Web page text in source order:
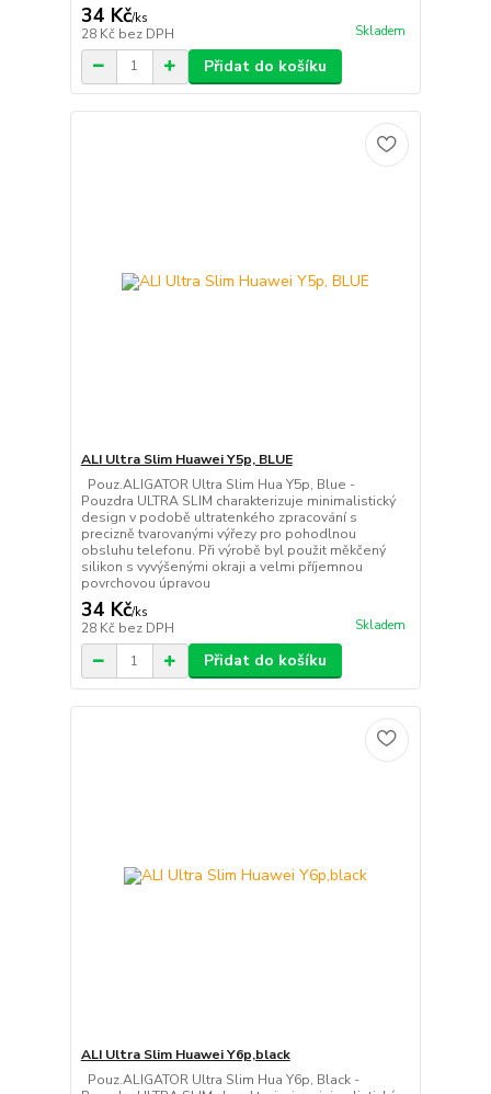
34 Kč/ks
28 Kč bez DPH Skladem
Přidat do košíku
ALI Ultra Slim Huawei Y5p, BLUE
Pouz.ALIGATOR Ultra Slim Hua Y5p, Blue -
Pouzdra ULTRA SLIM charakterizuje minimalistický
design v podobě ultratenkého zpracování s
precizně tvarovanými výřezy pro pohodlnou
obsluhu telefonu. Při výrobě byl použit měkčený
silikon s vyvýšenými okraji a velmi příjemnou
povrchovou úpravou
34 Kč/ks
28 Kč bez DPH Skladem
Přidat do košíku
ALI Ultra Slim Huawei Y6p,black
Pouz.ALIGATOR Ultra Slim Hua Y6p, Black -